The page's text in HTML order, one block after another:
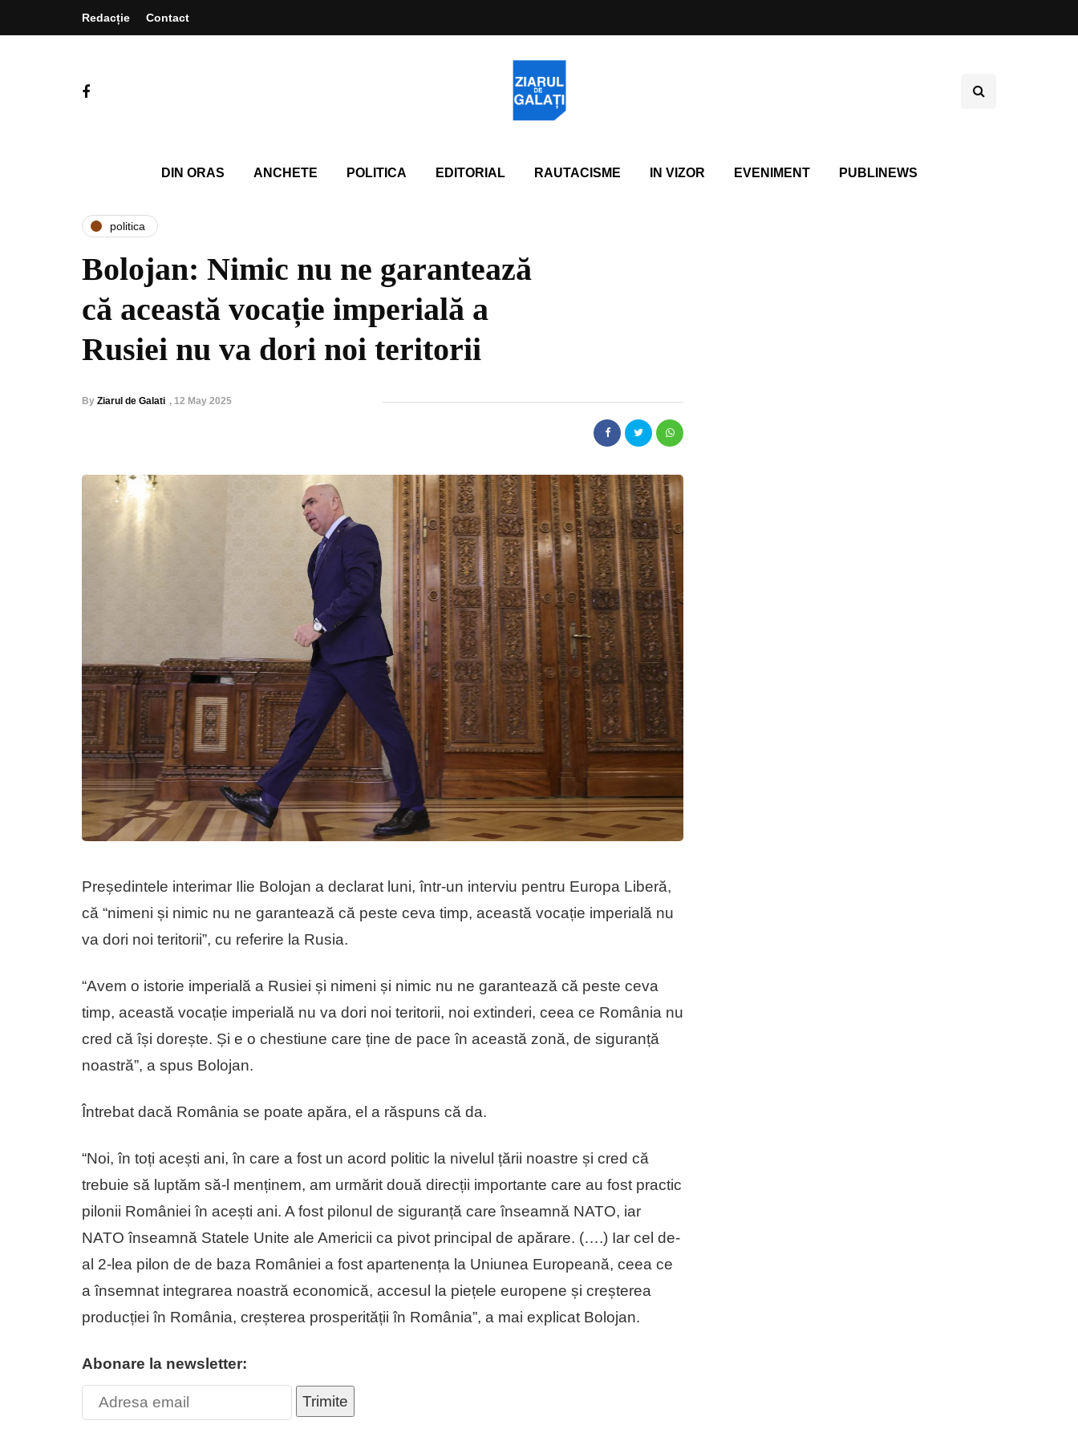
Redacție Contact
DIN ORAS ANCHETE POLITICA EDITORIAL RAUTACISME IN VIZOR EVENIMENT PUBLINEWS
politica
Bolojan: Nimic nu ne garantează
că această vocație imperială a
Rusiei nu va dori noi teritorii
By Ziarul de Galati , 12 May 2025
Președintele interimar Ilie Bolojan a declarat luni, într-un interviu pentru Europa Liberă,
că “nimeni și nimic nu ne garantează că peste ceva timp, această vocație imperială nu
va dori noi teritorii”, cu referire la Rusia.
“Avem o istorie imperială a Rusiei și nimeni și nimic nu ne garantează că peste ceva
timp, această vocație imperială nu va dori noi teritorii, noi extinderi, ceea ce România nu
cred că își dorește. Și e o chestiune care ține de pace în această zonă, de siguranță
noastră”, a spus Bolojan.
Întrebat dacă România se poate apăra, el a răspuns că da.
“Noi, în toți acești ani, în care a fost un acord politic la nivelul țării noastre și cred că
trebuie să luptăm să-l menținem, am urmărit două direcții importante care au fost practic
pilonii României în acești ani. A fost pilonul de siguranță care înseamnă NATO, iar
NATO înseamnă Statele Unite ale Americii ca pivot principal de apărare. (….) Iar cel de-
al 2-lea pilon de de baza României a fost apartenența la Uniunea Europeană, ceea ce
a însemnat integrarea noastră economică, accesul la piețele europene și creșterea
producției în România, creșterea prosperității în România”, a mai explicat Bolojan.
Abonare la newsletter:
Trimite